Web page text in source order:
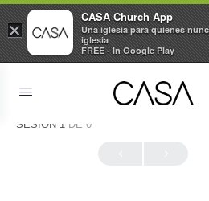
SESIÓN 1 DE 0
×
CASA Church App
Una iglesia para quienes
iglesia
FREE - In Google Play